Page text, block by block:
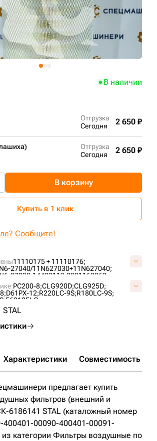
11110175 + 11110176;
27040/11N627030+11N627040;
27030;14402119;2201160062;
00090+400401-00091/40040100089;
47400040+47-00039;
185-4110 + 600-185-4120/600185410;
F-044978+F-044979;
PC200-8;CLG920D;CLG925D;
D61PX-12;R220LC-9S;R180LC-9S;
E6210FLC;
STAL
В наличии
Отгрузка
Сегодня
2 650 ₽
Отгрузка
Сегодня
2 650 ₽
В корзину
Купить в 1 клик
Сообщите!
Характеристики Совместимость
предлагает купить
фильтров (внешний и
6186141 STAL (каталожный номер
400401-00090-400401-00091-
категории Фильтры воздушные по
50-93